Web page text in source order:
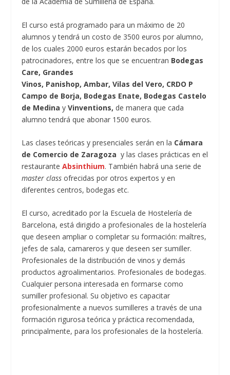
El curso está programado para un máximo de 20
alumnos y tendrá un costo de 3500 euros por alumno,
de los cuales 2000 euros estarán becados por los
patrocinadores, entre los que se encuentran Bodegas
Care, Grandes
Vinos, Panishop, Ambar, Vilas del Vero, CRDO P
Campo de Borja, Bodegas Enate, Bodegas Castelo
de Medina yVinventions, de manera que cada
alumno tendrá que abonar 1500 euros.
Las clases teóricas y presenciales serán en la Cámara
de Comercio de Zaragoza y las clases prácticas en el
restauranteAbsinthium. También habrá una serie de
master class ofrecidas por otros expertos y en
diferentes centros, bodegas etc.
El curso, acreditado por la Escuela de Hostelería de
Barcelona, está dirigido a profesionales de la hostelería
que deseen ampliar o completar su formación: maîtres,
jefes de sala, camareros y que deseen ser sumiller.
Profesionales de la distribución de vinos y demás
productos agroalimentarios. Profesionales de bodegas.
Cualquier persona interesada en formarse como
sumiller profesional. Su objetivo es capacitar
profesionalmente a nuevos sumilleres a través de una
formación rigurosa teórica y práctica recomendada,
principalmente, para los profesionales de la hostelería.